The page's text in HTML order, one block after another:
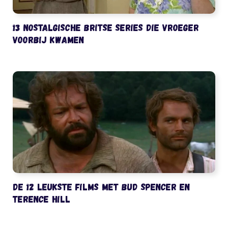
13 nostalgische Britse series die vroeger
voorbij kwamen
De 12 leukste films met Bud Spencer en
Terence Hill